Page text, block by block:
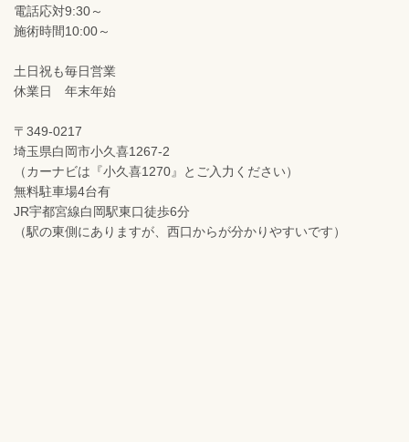
電話応対9:30～
施術時間10:00～
土日祝も毎日営業
休業日 年末年始
〒349-0217
埼玉県白岡市小久喜1267-2
（カーナビは『小久喜1270』とご入力ください）
無料駐車場4台有
JR宇都宮線白岡駅東口徒歩6分
（駅の東側にありますが、西口からが分かりやすいです）